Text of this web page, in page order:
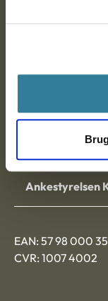
Nytorv 7, 2. sal
Ankestyrelsen
Ankestyrelsen
EAN: 57 98 000
CVR: 1007 4002